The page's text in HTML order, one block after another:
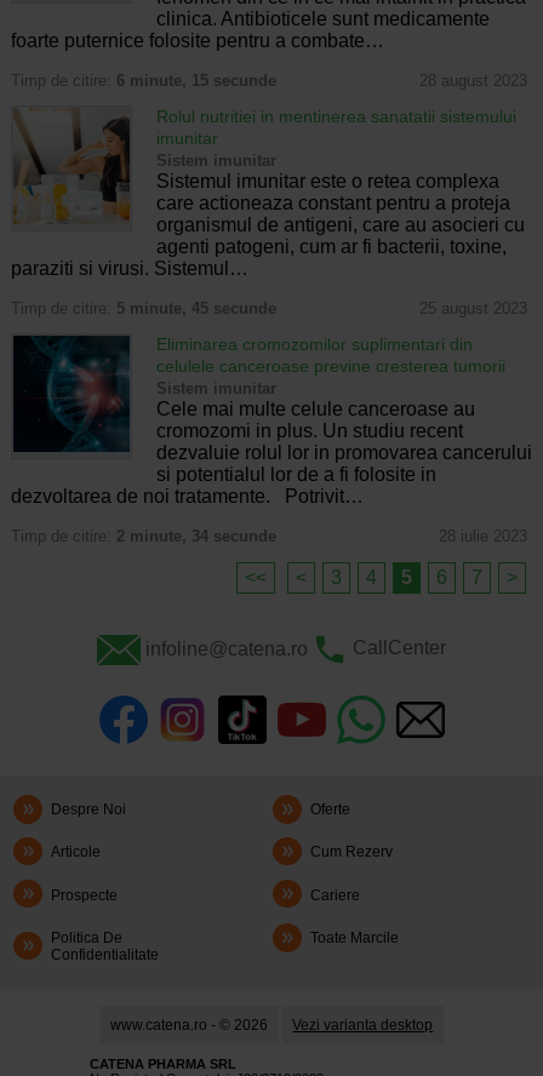
clinica. Antibioticele sunt medicamente
foarte puternice folosite pentru a combate…
Timp de citire: 6 minute, 15 secunde 28 august 2023
Rolul nutritiei in mentinerea sanatatii sistemului
imunitar
Sistem imunitar
Sistemul imunitar este o retea complexa
care actioneaza constant pentru a proteja
organismul de antigeni, care au asocieri cu
agenti patogeni, cum ar fi bacterii, toxine,
paraziti si virusi. Sistemul…
Timp de citire: 5 minute, 45 secunde 25 august 2023
Eliminarea cromozomilor suplimentari din
celulele canceroase previne cresterea tumorii
Sistem imunitar
Cele mai multe celule canceroase au
cromozomi in plus. Un studiu recent
dezvaluie rolul lor in promovarea cancerului
si potentialul lor de a fi folosite in
dezvoltarea de noi tratamente. Potrivit…
Timp de citire: 2 minute, 34 secunde 28 iulie 2023
<< < 3 4 5 6 7 >
infoline@catena.ro CallCenter
Despre Noi Oferte
Articole Cum Rezerv
Prospecte Cariere
Politica De
Confidentialitate
Toate Marcile
www.catena.ro - © 2026 Vezi varianta desktop
CATENA PHARMA SRL